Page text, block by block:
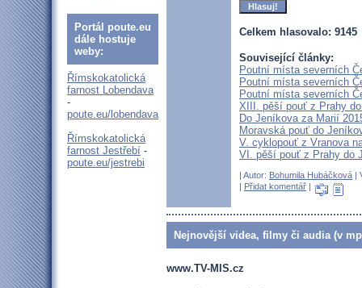
Portál poute.eu
dále hostuje
weby:
Římskokatolická
farnost Lobendava
-
poute.eu/lobendava
Římskokatolická
farnost Jestřebí -
poute.eu/jestrebi
Celkem hlasovalo: 9145
Související články:
Poutní místa severních
Poutní místa severních
Poutní místa severních
XIII. pěší pouť z Prahy
Do Jeníkova za Marií
Moravská pouť do
V. cyklopouť z Vranova
VI. pěší pouť z Prahy do
| Autor: Bohumila Hubáčková |
| Přidat komentář |
Nejnovější videa, filmy či audia (v
www.TV-MIS.cz